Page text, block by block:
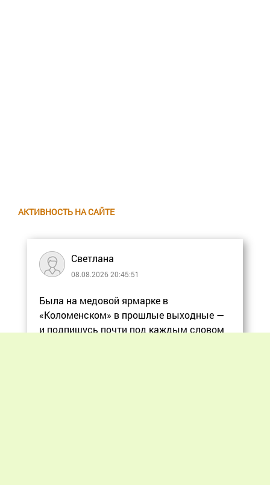
АКТИВНОСТЬ НА САЙТЕ
Светлана
08.08.2026 20:45:51
Была на медовой ярмарке в
«Коломенском» в прошлые выходные —
и подпишусь почти под каждым словом